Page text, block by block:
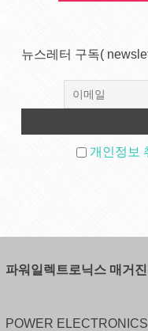
뉴스레터 구독(
개인정보
파워일렉트로닉스 매거진
POWER